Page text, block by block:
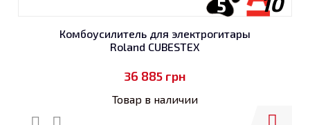
5
Комбоусилитель для электрогитары
Roland CUBESTEX
36 885 грн
Товар в наличии